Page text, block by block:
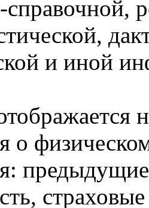
справочной,
и иной
о